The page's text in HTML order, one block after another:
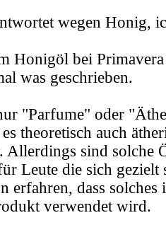
wegen Honig,
Honigöl bei
was geschrieben.
"Parfume" oder
theoretisch auch
Allerdings sind solche
Leute die sich gezielt
erfahren, dass solches
verwendet wird.